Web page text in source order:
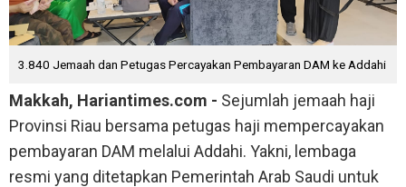
3.840 Jemaah dan Petugas Percayakan Pembayaran DAM ke Addahi
Makkah, Hariantimes.com - Sejumlah jemaah haji
Provinsi Riau bersama petugas haji mempercayakan
pembayaran DAM melalui Addahi. Yakni, lembaga
resmi yang ditetapkan Pemerintah Arab Saudi untuk